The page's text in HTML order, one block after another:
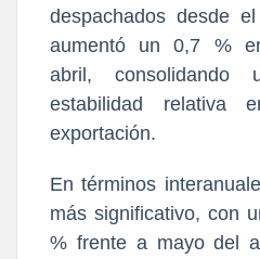
despachados desde
aumentó un 0,7 %
abril, consolidando
estabilidad relativa
exportación.
En términos
más significativo, con
% frente a mayo del